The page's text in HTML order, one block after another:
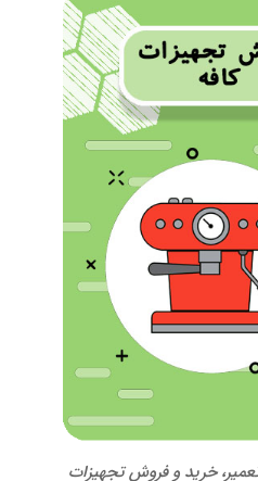
تعمیر، خرید و فروش تجهیزات